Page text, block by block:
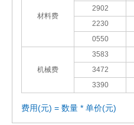
材料费
2902
2230
0550
机械费
3583
3472
3390
费用(元) = 数量 * 单价(元)